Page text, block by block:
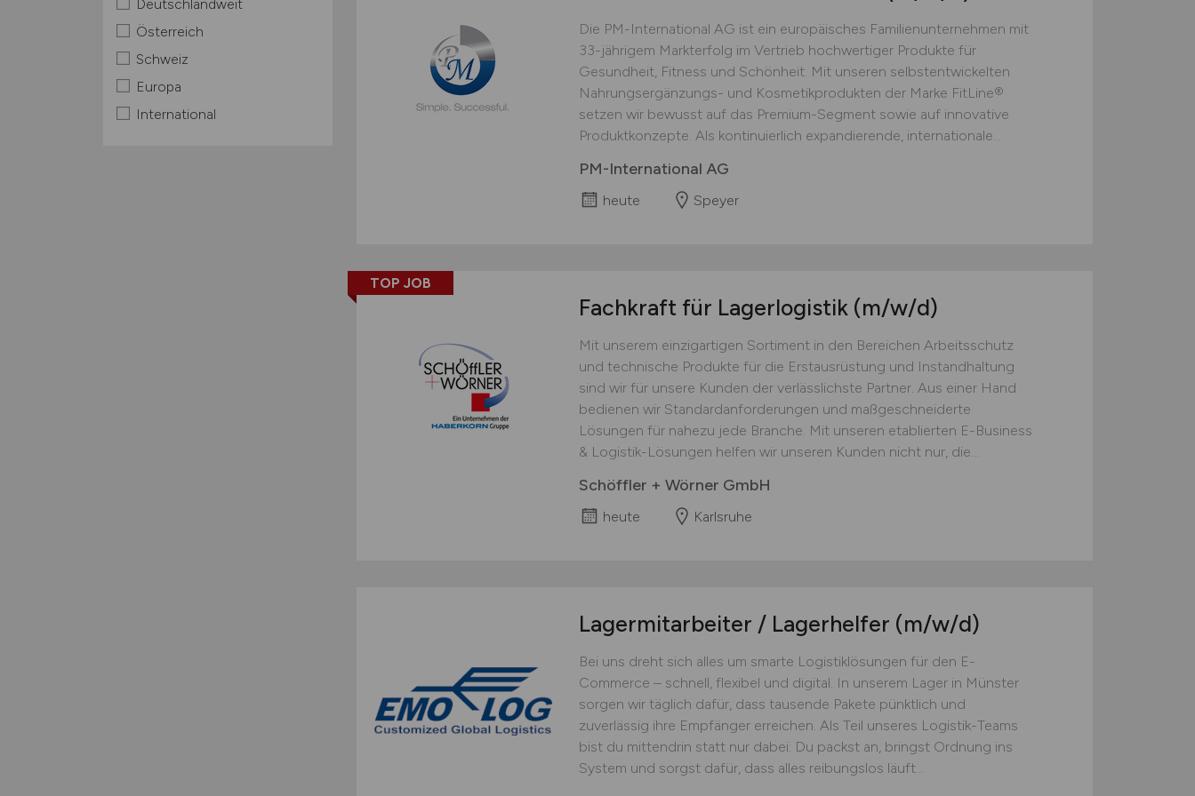
Deutschlandweit
Österreich
Schweiz
Europa
International
Die PM-International AG ist ein europäisches Familienunternehmen mit
33-jährigem Markterfolg im Vertrieb hochwertiger Produkte für
Gesundheit, Fitness und Schönheit. Mit unseren selbstentwickelten
Nahrungsergänzungs- und Kosmetikprodukten der Marke FitLine®
setzen wir bewusst auf das Premium-Segment sowie auf innovative
Produktkonzepte. Als kontinuierlich expandierende, internationale...
PM-International AG
heute Speyer
TOP JOB
Fachkraft für Lagerlogistik (m/w/d)
Mit unserem einzigartigen Sortiment in den Bereichen Arbeitsschutz
und technische Produkte für die Erstausrüstung und Instandhaltung
sind wir für unsere Kunden der verlässlichste Partner. Aus einer Hand
bedienen wir Standardanforderungen und maßgeschneiderte
Lösungen für nahezu jede Branche. Mit unseren etablierten E-Business
& Logistik-Lösungen helfen wir unseren Kunden nicht nur, die...
Schöffler + Wörner GmbH
heute Karlsruhe
Lagermitarbeiter / Lagerhelfer (m/w/d)
Bei uns dreht sich alles um smarte Logistiklösungen für den E-
Commerce – schnell, flexibel und digital. In unserem Lager in Münster
sorgen wir täglich dafür, dass tausende Pakete pünktlich und
zuverlässig ihre Empfänger erreichen. Als Teil unseres Logistik-Teams
bist du mittendrin statt nur dabei: Du packst an, bringst Ordnung ins
System und sorgst dafür, dass alles reibungslos läuft...